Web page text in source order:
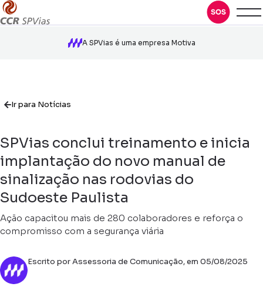
A SPVias é uma empresa Motiva
Ir para Notícias
SPVias conclui treinamento e inicia
implantação do novo manual de
sinalização nas rodovias do
Sudoeste Paulista
Ação capacitou mais de 280 colaboradores e reforça o
compromisso com a segurança viária
Escrito por Assessoria de Comunicação, em 05/08/2025